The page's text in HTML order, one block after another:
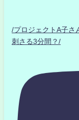
/プロジェクトA子
刺さる3分間？/